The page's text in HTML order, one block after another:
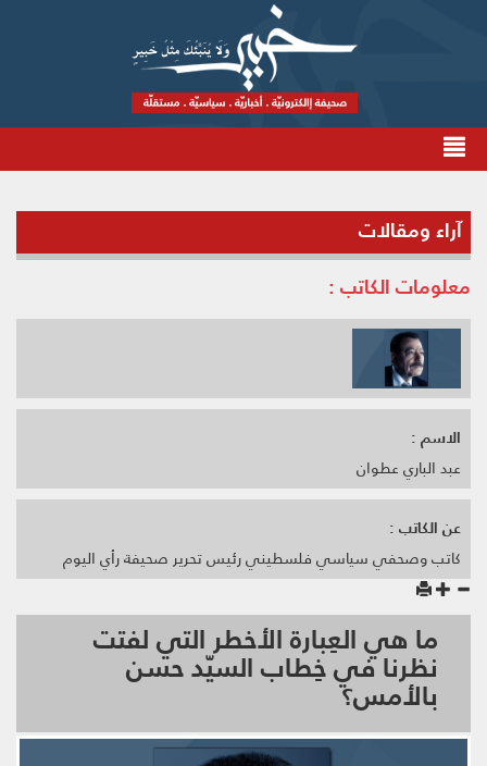
آراء ومقالات
معلومات الكاتب :
الاسم :
عبد الباري عطوان
عن الكاتب :
كاتب وصحفي سياسي فلسطيني رئيس تحرير صحيفة رأي اليوم
ما هي العِبارة الأخطر التي لفتت
نظرنا في خِطاب السيّد حسن
بالأمس؟